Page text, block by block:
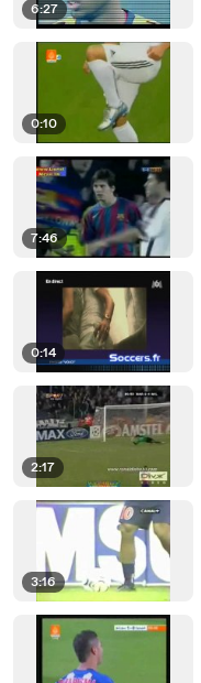
6:27
0:10
7:46
0:14
2:17
3:16